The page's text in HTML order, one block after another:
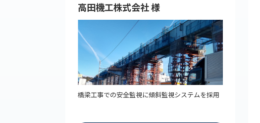
高田機工株式会社 様
橋梁工事での安全監視に傾斜監視システムを採用